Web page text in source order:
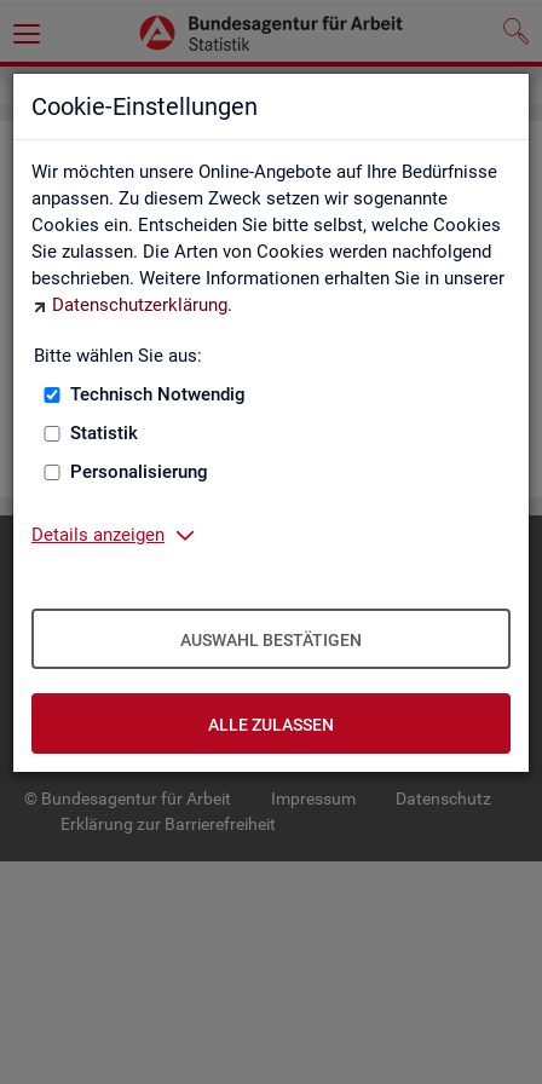
Cookie-Einstellungen
Wir möchten unsere Online-Angebote auf Ihre Bedürfnisse
anpassen. Zu diesem Zweck setzen wir sogenannte
Cookies ein. Entscheiden Sie bitte selbst, welche Cookies
Sie zulassen. Die Arten von Cookies werden nachfolgend
beschrieben. Weitere Informationen erhalten Sie in unserer
Datenschutzerklärung.
Bitte wählen Sie aus:
Technisch Notwendig
Statistik
Personalisierung
Details anzeigen
AUSWAHL BESTÄTIGEN
ALLE ZULASSEN
Ar­beits­lo­se und Ar­beits­lo­sen­quo­
ten - Deutsch­land, Län­der, Krei­se
und Ge­mein­den (Zeit­rei­he Mo­nats-
und Jah­res­zah­len)
nen über Ar­beits­lo­se nach Alter, Ge­schlecht, Staats­an­ge­hö­
rig­keit, Schwer­be­hin­de­rung und wei­te­re Merk­ma­le sowie Ar­
beits­lo­sen­quo­ten.
Diese Seite empfehlen
IN­TER­AK­TI­VE STA­TIS­TI­KEN
GRUND­LA­GEN
© Bundesagentur für Arbeit Impressum
Datenschutz
Erklärung zur Barrierefreiheit